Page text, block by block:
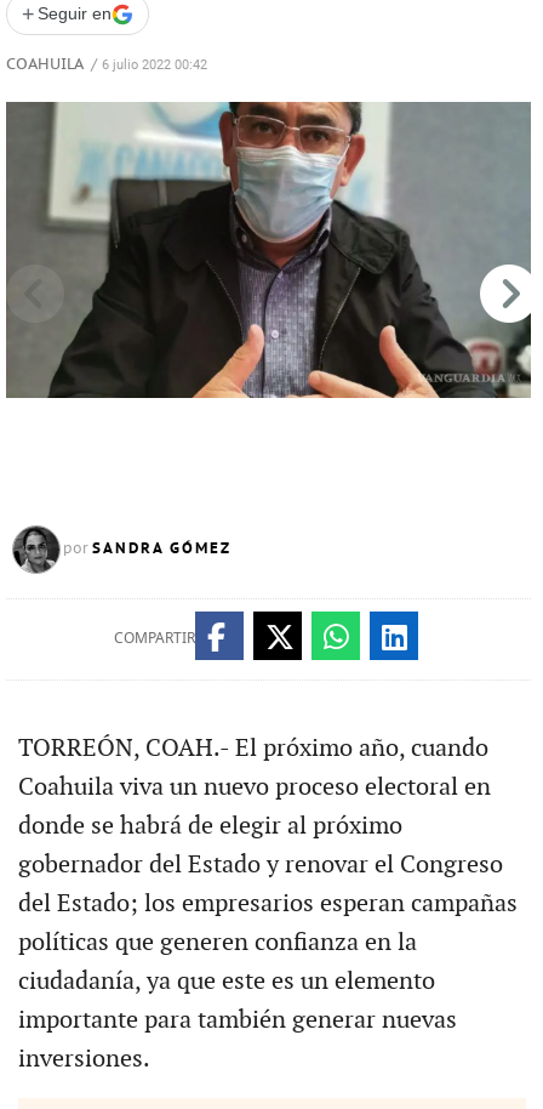
+ Seguir en
COAHUILA / 6 julio 2022 00:42
por SANDRA GÓMEZ
COMPARTIR
TORREÓN, COAH.- El próximo año, cuando
Coahuila viva un nuevo proceso electoral en
donde se habrá de elegir al próximo
gobernador del Estado y renovar el Congreso
del Estado; los empresarios esperan campañas
políticas que generen confianza en la
ciudadanía, ya que este es un elemento
importante para también generar nuevas
inversiones.